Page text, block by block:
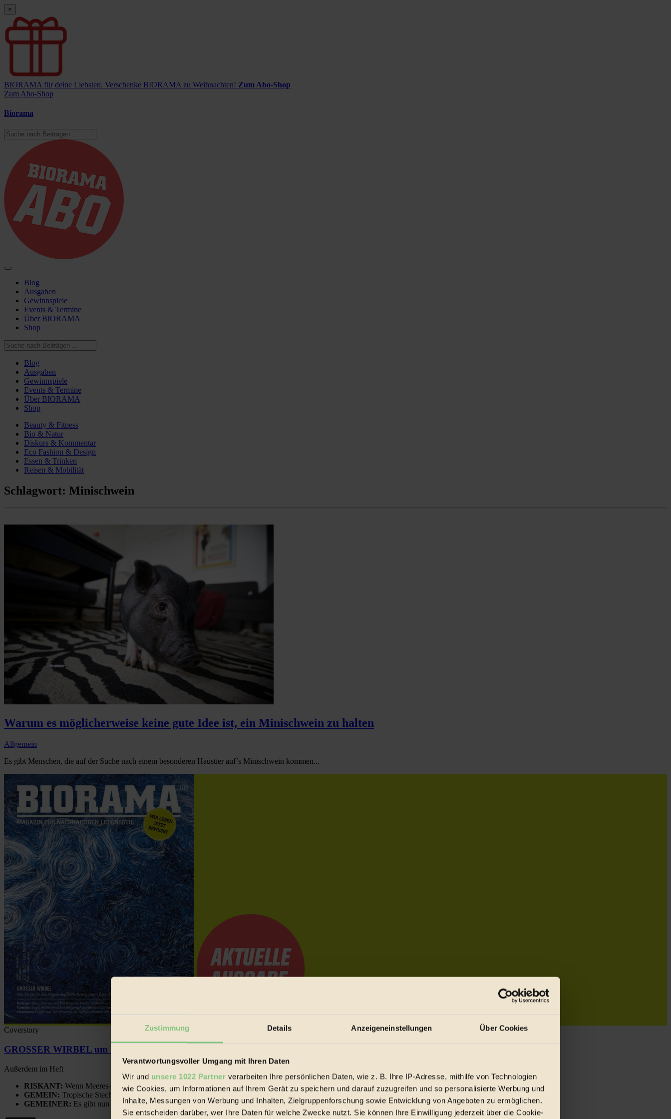
Zustimmung Details Anzeigeneinstellungen Über Cookies
Verantwortungsvoller Umgang mit Ihren Daten
Wir und unsere 1022 Partner verarbeiten Ihre persönlichen Daten, wie z. B. Ihre IP-Adresse, mithilfe von Technologien
wie Cookies, um Informationen auf Ihrem Gerät zu speichern und darauf zuzugreifen und so personalisierte Werbung und
Inhalte, Messungen von Werbung und Inhalten, Zielgruppenforschung sowie Entwicklung von Angeboten zu ermöglichen.
Sie entscheiden darüber, wer Ihre Daten für welche Zwecke nutzt. Sie können Ihre Einwilligung jederzeit über die Cookie-
×
BIORAMA für deine Liebsten. Verschenke BIORAMA zu Weihnachten! Zum Abo-Shop
Zum Abo-Shop
Biorama
Blog
Ausgaben
Gewinnspiele
Events & Termine
Über BIORAMA
Shop
Blog
Ausgaben
Gewinnspiele
Events & Termine
Über BIORAMA
Shop
Beauty & Fitness
Bio & Natur
Diskurs & Kommentar
Eco Fashion & Design
Essen & Trinken
Reisen & Mobilität
Schlagwort: Minischwein
Warum es möglicherweise keine gute Idee ist, ein Minischwein zu halten
Allgemein
Es gibt Menschen, die auf der Suche nach einem besonderen Haustier auf’s Minischwein kommen...
Coverstory
GROSSER WIRBEL um Versuche, den Ozean und seine Bewegungen festzuhalten.
Außerdem im Heft
RISKANT: Wenn Meeres- und Wildvögel im Freilandhühnerbetrieb vorbeischauen.
GEMEIN: Tropische Stechmücken fühlen sich in Mitteleuropa inziwschen oft zu Hause.
GEMEINER: Es gibt nun Weinflaschen, die nach Entleerung voll wieder zu dir zurückkommen.